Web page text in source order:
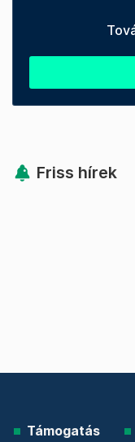
Friss hírek
Támogatás